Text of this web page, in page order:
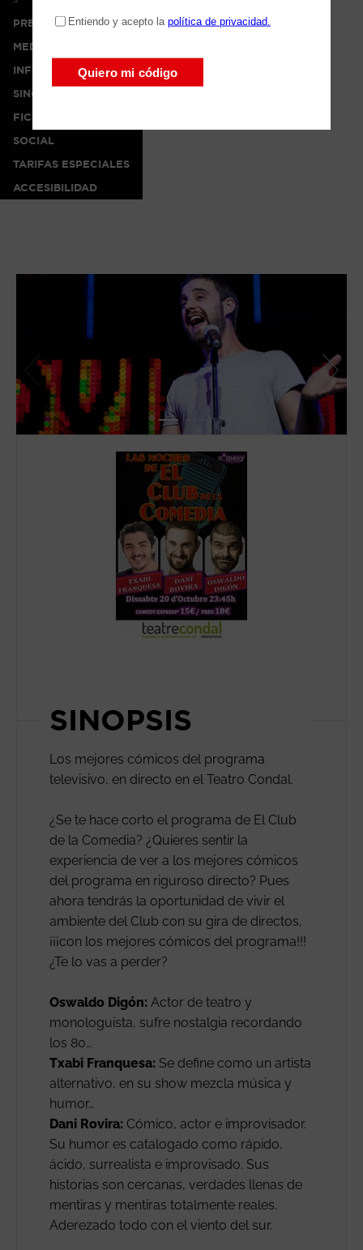
PRENSA
MEDIA
INFO
SINOPSIS
FICHA ARTÍSTICA
SOCIAL
TARIFAS ESPECIALES
ACCESIBILIDAD
SINOPSIS
Los mejores cómicos del programa
televisivo, en directo en el Teatro Condal.
¿Se te hace corto el programa de El Club
de la Comedia? ¿Quieres sentir la
experiencia de ver a los mejores cómicos
del programa en riguroso directo? Pues
ahora tendrás la oportunidad de vivir el
ambiente del Club con su gira de directos,
¡¡¡con los mejores cómicos del programa!!!
¿Te lo vas a perder?
Oswaldo Digón: Actor de teatro y
monologuista, sufre nostalgia recordando
los 80…
Txabi Franquesa: Se define como un artista
alternativo, en su show mezcla música y
humor…
Dani Rovira: Cómico, actor e improvisador.
Su humor es catalogado como rápido,
ácido, surrealista e improvisado. Sus
historias son cercanas, verdades llenas de
mentiras y mentiras totalmente reales.
Aderezado todo con el viento del sur.